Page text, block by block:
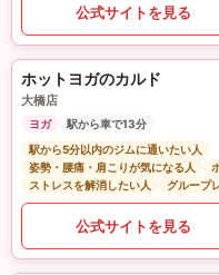
公式サイトを見る
ホットヨガのカルド
大橋店
ヨガ
駅から車で13分
駅から5分以内のジムに通いたい人
姿勢・腰痛・肩こりが気になる人
ストレスを解消したい人
グループ
公式サイトを見る